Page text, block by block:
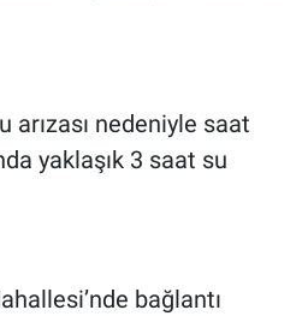
arızası nedeniyle saat
yaklaşık 3 saat su
bağlantı